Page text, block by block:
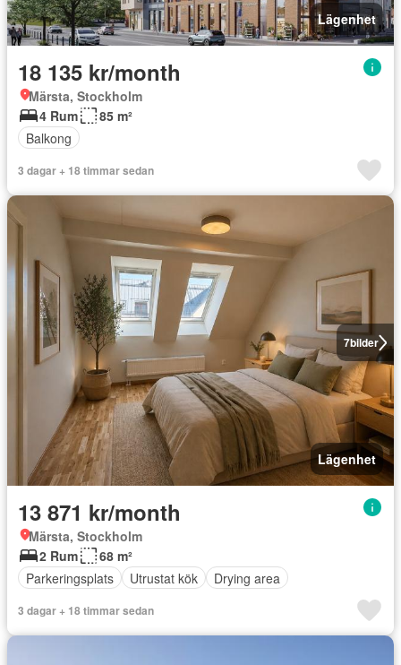
Lägenhet
18 135 kr/month
Märsta, Stockholm
4 Rum
85 m²
Balkong
3 dagar + 18 timmar sedan
7bilder
Lägenhet
13 871 kr/month
Märsta, Stockholm
2 Rum
68 m²
Parkeringsplats
Utrustat kök Drying area
3 dagar + 18 timmar sedan